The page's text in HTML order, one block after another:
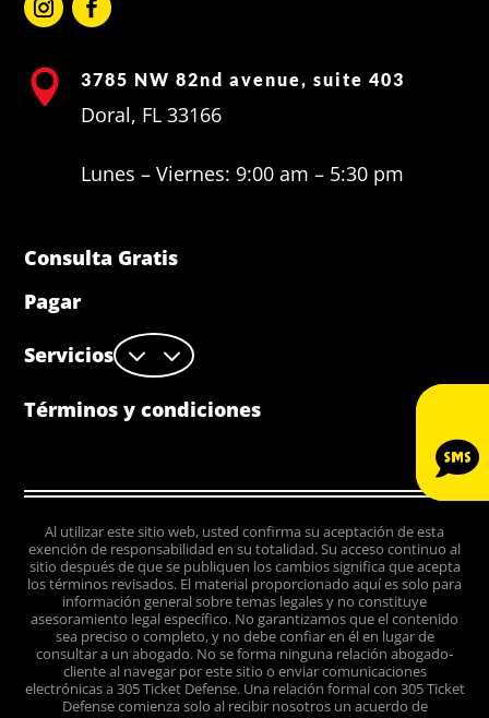

 3785 NW 82nd avenue, suite 403
Doral, FL 33166
Lunes – Viernes: 9:00 am – 5:30 pm
Consulta Gratis
Pagar
Servicios 3
Términos y condiciones
Al utilizar este sitio web, usted confirma su aceptación de esta
exención de responsabilidad en su totalidad. Su acceso continuo al
sitio después de que se publiquen los cambios significa que acepta
los términos revisados. El material proporcionado aquí es solo para
información general sobre temas legales y no constituye
asesoramiento legal específico. No garantizamos que el contenido
sea preciso o completo, y no debe confiar en él en lugar de
consultar a un abogado. No se forma ninguna relación abogado-
cliente al navegar por este sitio o enviar comunicaciones
electrónicas a 305 Ticket Defense. Una relación formal con 305 Ticket
Defense comienza solo al recibir nosotros un acuerdo de